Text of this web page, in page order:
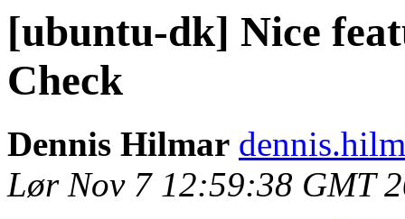
[ubuntu-dk] Nice
Check
Dennis Hilmar
Lør Nov 7 12:59:38 GMT